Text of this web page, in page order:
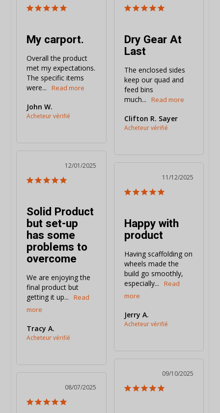
My carport.
Overall the product
met my expectations.
The specific items
were...
John W.
Dry Gear At
Last
The enclosed sides
keep our quad and
feed bins
much...
Clifton R. Sayer
12/01/2025
Solid Product
but set-up
has some
problems to
overcome
We are enjoying the
final product but
getting it up...
Tracy A.
11/12/2025
Happy with
product
Having scaffolding on
wheels made the
build go smoothly,
especially...
Jerry A.
09/10/2025
08/07/2025